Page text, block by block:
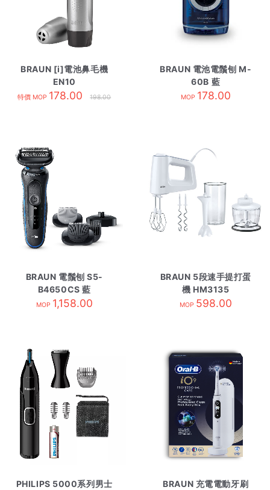
BRAUN [i]電池鼻毛機
EN10
特價 MOP 178.00 198.00
BRAUN 電池電鬚刨 M-
60B 藍
MOP 178.00
BRAUN 電鬚刨 S5-
B4650CS 藍
MOP 1,158.00
BRAUN 5段速手提打蛋
機 HM3135
MOP 598.00
PHILIPS 5000系列男士
BRAUN 充電電動牙刷